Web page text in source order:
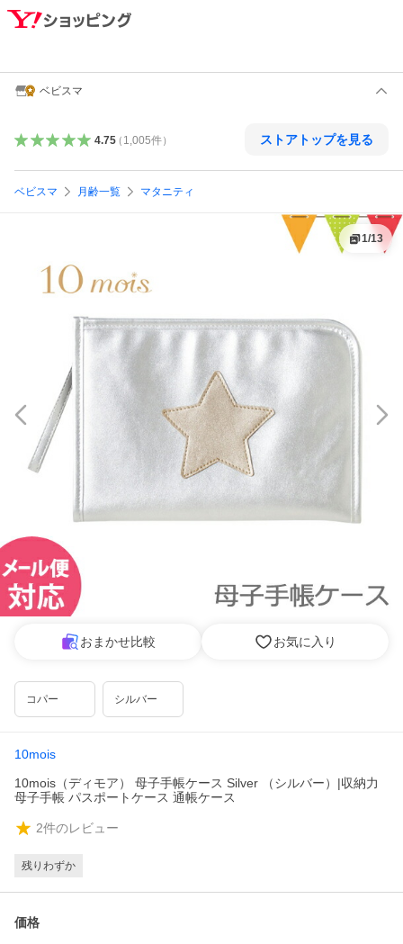
ベビスマ
4.75（ 1,005件） ストアトップを見る
ベビスマ 月齢一覧 マタニティ
1/13
おまかせ比較 お気に入り
コパー シルバー
10mois
10mois（ディモア） 母子手帳ケース Silver （シルバー）|収納力
母子手帳 パスポートケース 通帳ケース
2件のレビュー
残りわずか
価格